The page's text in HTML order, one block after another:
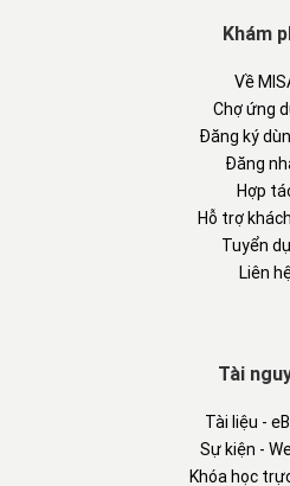
Khám
Về
Chợ ứng
Đăng ký
Đăng
Hợp
Hỗ trợ
Tuyển
Liên
Tài
Tài liệu -
Sự kiện -
Khóa học